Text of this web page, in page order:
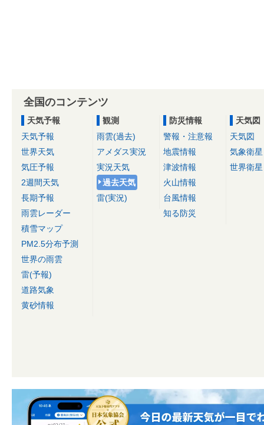
全国のコンテンツ
天気予報
天気予報
世界天気
気圧予報
2週間天気
長期予報
雨雲レーダー
積雪マップ
PM2.5分布予測
世界の雨雲
雷(予報)
道路気象
黄砂情報
観測
雨雲(過去)
アメダス実況
実況天気
過去天気
雷(実況)
防災情報
警報・注意報
地震情報
津波情報
火山情報
台風情報
知る防災
天気図
天気図
気象衛星
世界衛星